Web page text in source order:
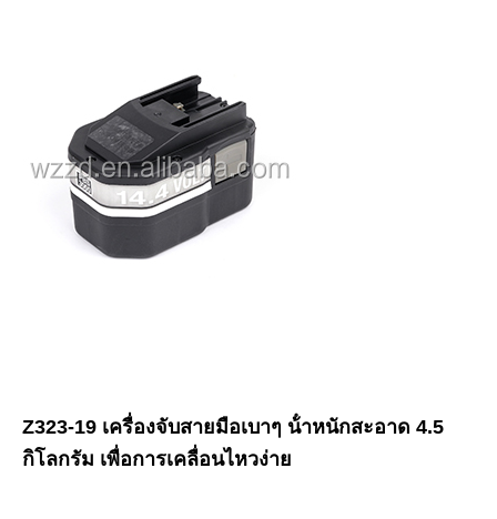
Z323-19 เครื่องจับสายมือเบาๆ น้ําหนักสะอาด 4.5
กิโลกรัม เพื่อการเคลื่อนไหวง่าย